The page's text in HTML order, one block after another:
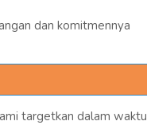
dan komitmennya
targetkan dalam waktu